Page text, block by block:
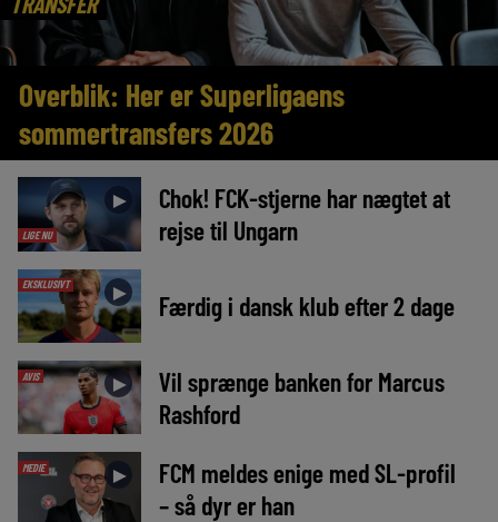
Overblik: Her er Superligaens
sommertransfers 2026
LIGE NU
►
Chok! FCK-stjerne har nægtet at
rejse til Ungarn
EKSKLUSIVT ► Færdig i dansk klub efter 2 dage
AVIS ►
Vil sprænge banken for Marcus
Rashford
MEDIE ►
FCM meldes enige med SL-profil
– så dyr er han